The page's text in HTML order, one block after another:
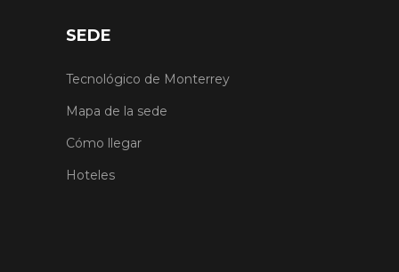
SEDE
Tecnológico de Monterrey
Mapa de la sede
Cómo llegar
Hoteles